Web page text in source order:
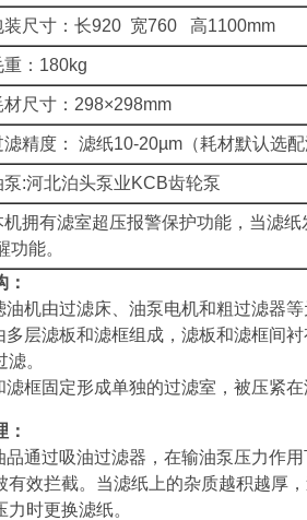
装尺寸：长920 宽760 高1100mm
：180kg
尺寸：298×298mm
精度： 滤纸10-20µm（耗材默认选配
:河北泊头泵业KCB齿轮泵
拥有滤室超压报警保护功能，当滤纸
功能。
：
油机由过滤床、油泵电机和粗过滤器等
多层滤板和滤框组成，滤板和滤框间
。
滤框固定形成单独的过滤室，被压紧
：
品通过吸油过滤器，在输油泵压力作
有效拦截。当滤纸上的杂质越积越厚
力时更换滤纸。